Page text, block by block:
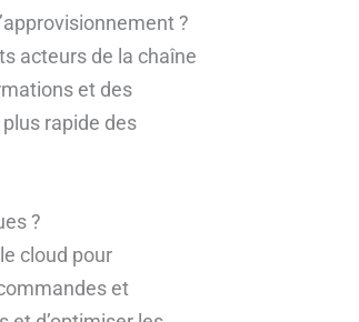
?
acteurs de la chaîne
et des
rapide des
?
cloud pour
et